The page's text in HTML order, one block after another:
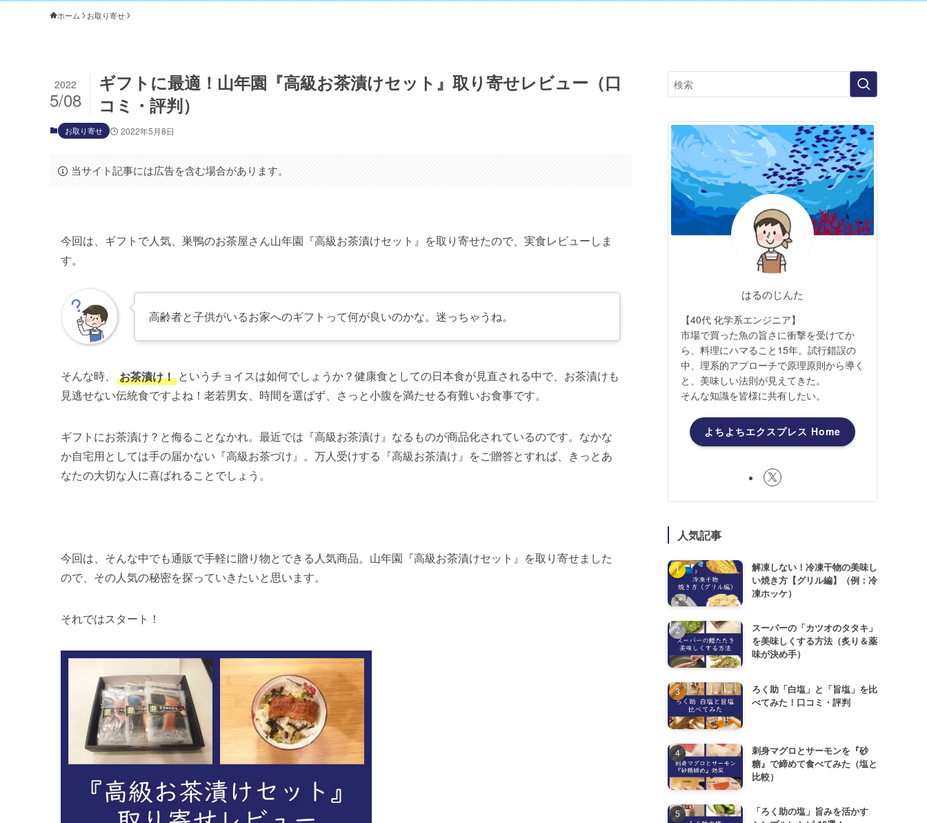
ホーム お取り寄せ
ギフトに最適！山年園『高級お茶漬けセット』取り寄せレビュー（口
コミ・評判）
2022
5/08
お取り寄せ 2022年5月8日
当サイト記事には広告を含む場合があります。
今回は、ギフトで人気、巣鴨のお茶屋さん山年園『高級お茶漬けセット』を取り寄せたので、実食レビューしま
す。
高齢者と子供がいるお家へのギフトって何が良いのかな。迷っちゃうね。
そんな時、 お茶漬け！ というチョイスは如何でしょうか？健康食としての日本食が見直される中で、お茶漬けも
見逃せない伝統食ですよね！老若男女、時間を選ばず、さっと小腹を満たせる有難いお食事です。
ギフトにお茶漬け？と侮ることなかれ。最近では『高級お茶漬け』なるものが商品化されているのです。なかな
か自宅用としては手の届かない『高級お茶づけ』。万人受けする『高級お茶漬け』をご贈答とすれば、きっとあ
なたの大切な人に喜ばれることでしょう。
今回は、そんな中でも通販で手軽に贈り物とできる人気商品。山年園『高級お茶漬けセット』を取り寄せました
ので、その人気の秘密を探っていきたいと思います。
それではスタート！
はるのじんた
【40代 化学系エンジニア】
市場で買った魚の旨さに衝撃を受けてか
ら、料理にハマること15年。試行錯誤の
中、理系的アプローチで原理原則から導く
と、美味しい法則が見えてきた。
そんな知識を皆様に共有したい。
よちよちエクスプレス Home
人気記事
解凍しない！冷凍干物の美味し
い焼き方【グリル編】（例：冷
凍ホッケ）
スーパーの「カツオのタタキ」
を美味しくする方法（炙り＆薬
味が決め手）
ろく助「白塩」と「旨塩」を比
べてみた！口コミ・評判
刺身マグロとサーモンを『砂
糖』で締めて食べてみた（塩と
比較）
「ろく助の塩」旨みを活かす